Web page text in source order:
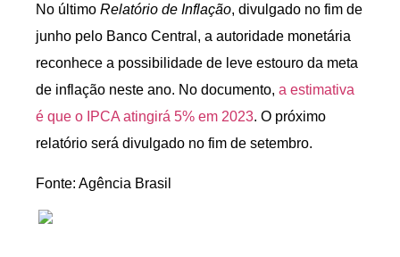
No último Relatório de Inflação, divulgado no fim de
junho pelo Banco Central, a autoridade monetária
reconhece a possibilidade de leve estouro da meta
de inflação neste ano. No documento, a estimativa
é que o IPCA atingirá 5% em 2023. O próximo
relatório será divulgado no fim de setembro.
Fonte: Agência Brasil